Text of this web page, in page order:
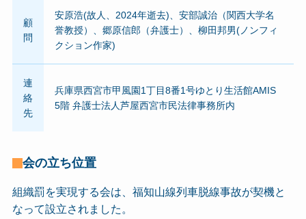
顧
問
安原浩(故人、2024年逝去)、安部誠治（関西大学名
誉教授）、郷原信郎（弁護士）、柳田邦男(ノンフィ
クション作家)
連
絡
先
兵庫県西宮市甲風園1丁目8番1号ゆとり生活館AMIS
5階 弁護士法人芦屋西宮市民法律事務所内
会の立ち位置
組織罰を実現する会は、福知山線列車脱線事故が契機と
なって設立されました。